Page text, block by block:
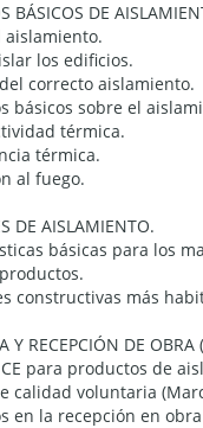
BÁSICOS DE
aislamiento.
los edificios.
correcto aislamiento.
básicos sobre el
térmica.
térmica.
al fuego.
DE AISLAMIENTO.
básicas para los
constructivas más
Y RECEPCIÓN DE OBRA
para productos de
calidad voluntaria
en la recepción en